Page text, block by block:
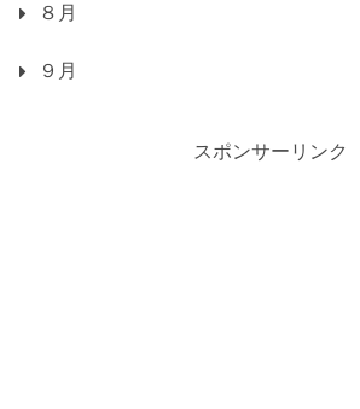
８月
９月
スポンサーリンク